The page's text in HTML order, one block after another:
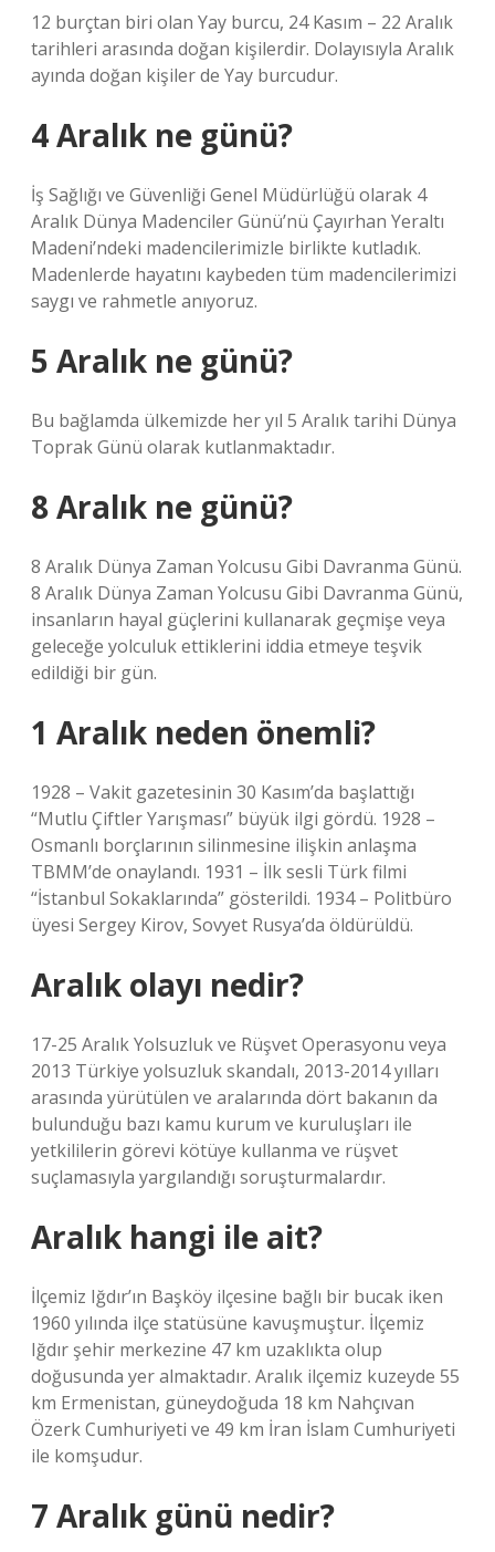
12 burçtan biri olan Yay burcu, 24 Kasım – 22 Aralık
tarihleri ​​arasında doğan kişilerdir. Dolayısıyla Aralık
ayında doğan kişiler de Yay burcudur.
4 Aralık ne günü?
İş Sağlığı ve Güvenliği Genel Müdürlüğü olarak 4
Aralık Dünya Madenciler Günü’nü Çayırhan Yeraltı
Madeni’ndeki madencilerimizle birlikte kutladık.
Madenlerde hayatını kaybeden tüm madencilerimizi
saygı ve rahmetle anıyoruz.
5 Aralık ne günü?
Bu bağlamda ülkemizde her yıl 5 Aralık tarihi Dünya
Toprak Günü olarak kutlanmaktadır.
8 Aralık ne günü?
8 Aralık Dünya Zaman Yolcusu Gibi Davranma Günü.
8 Aralık Dünya Zaman Yolcusu Gibi Davranma Günü,
insanların hayal güçlerini kullanarak geçmişe veya
geleceğe yolculuk ettiklerini iddia etmeye teşvik
edildiği bir gün.
1 Aralık neden önemli?
1928 – Vakit gazetesinin 30 Kasım’da başlattığı
“Mutlu Çiftler Yarışması” büyük ilgi gördü. 1928 –
Osmanlı borçlarının silinmesine ilişkin anlaşma
TBMM’de onaylandı. 1931 – İlk sesli Türk filmi
“İstanbul Sokaklarında” gösterildi. 1934 – Politbüro
üyesi Sergey Kirov, Sovyet Rusya’da öldürüldü.
Aralık olayı nedir?
17-25 Aralık Yolsuzluk ve Rüşvet Operasyonu veya
2013 Türkiye yolsuzluk skandalı, 2013-2014 yılları
arasında yürütülen ve aralarında dört bakanın da
bulunduğu bazı kamu kurum ve kuruluşları ile
yetkililerin görevi kötüye kullanma ve rüşvet
suçlamasıyla yargılandığı soruşturmalardır.
Aralık hangi ile ait?
İlçemiz Iğdır’ın Başköy ilçesine bağlı bir bucak iken
1960 yılında ilçe statüsüne kavuşmuştur. İlçemiz
Iğdır şehir merkezine 47 km uzaklıkta olup
doğusunda yer almaktadır. Aralık ilçemiz kuzeyde 55
km Ermenistan, güneydoğuda 18 km Nahçıvan
Özerk Cumhuriyeti ve 49 km İran İslam Cumhuriyeti
ile komşudur.
7 Aralık günü nedir?